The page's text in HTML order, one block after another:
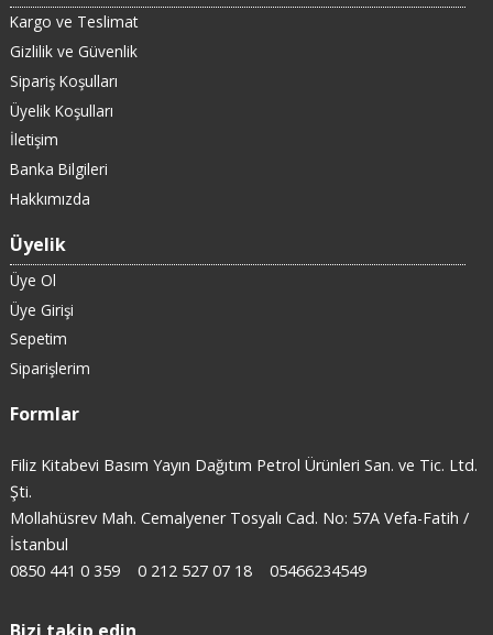
Kargo ve Teslimat
Gizlilik ve Güvenlik
Sipariş Koşulları
Üyelik Koşulları
İletişim
Banka Bilgileri
Hakkımızda
Üyelik
Üye Ol
Üye Girişi
Sepetim
Siparişlerim
Formlar
Filiz Kitabevi Basım Yayın Dağıtım Petrol Ürünleri San. ve Tic. Ltd.
Şti.
Mollahüsrev Mah. Cemalyener Tosyalı Cad. No: 57A Vefa-Fatih /
İstanbul
0850 441 0 359
0 212 527 07 18 05466234549